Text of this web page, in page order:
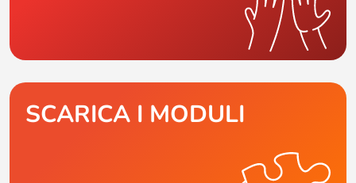
SCARICA I MODULI